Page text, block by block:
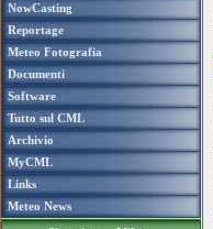
NowCasting
Reportage
Meteo Fotografia
Documenti
Software
Tutto sul CML
Archivio
MyCML
Links
Meteo News